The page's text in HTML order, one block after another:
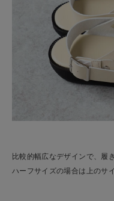
比較的幅広なデザインで、履
ハーフサイズの場合は上のサ